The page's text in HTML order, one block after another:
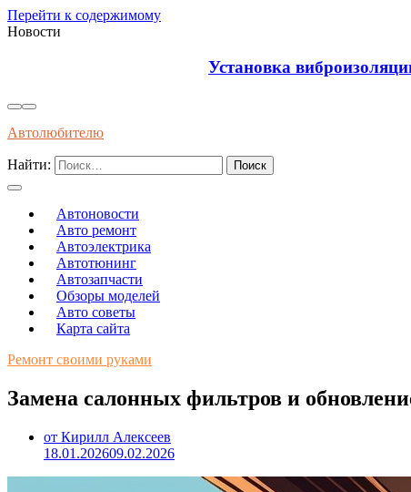
Перейти к содержимому
Новости
Установка виброизоляции под капот для
Автолюбителю
Найти:
Автоновости
Авто ремонт
Автоэлектрика
Автотюнинг
Автозапчасти
Обзоры моделей
Авто советы
Карта сайта
Ремонт своими руками
Замена салонных фильтров и
от Кирилл Алексеев
18.01.202609.02.2026